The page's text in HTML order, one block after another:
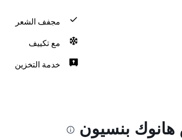
مجفف الشعر
مع تكييف
خدمة التخزين
بنسيون